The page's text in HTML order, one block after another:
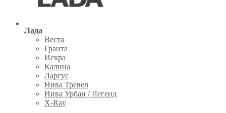
Лада
Веста
Гранта
Искра
Калина
Ларгус
Нива Тревел
Нива Урбан / Легенд
X-Ray